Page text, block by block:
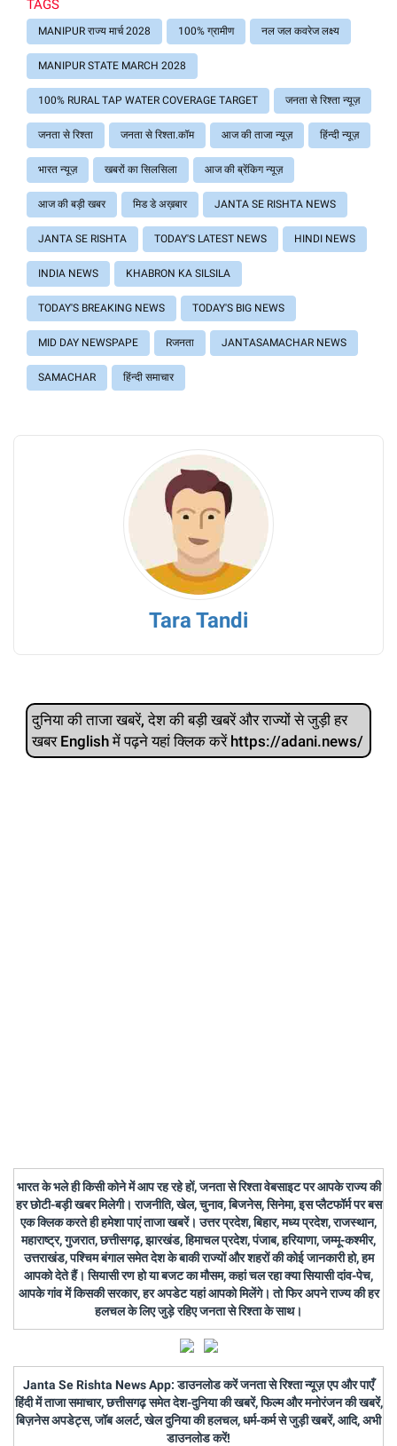
TAGS
MANIPUR राज्य मार्च 2028 100% ग्रामीण नल जल कवरेज लक्ष्य
MANIPUR STATE MARCH 2028
100% RURAL TAP WATER COVERAGE TARGET जनता से रिश्ता न्यूज़
जनता से रिश्ता जनता से रिश्ता.कॉम आज की ताजा न्यूज़ हिंन्दी न्यूज़
भारत न्यूज़ खबरों का सिलसिला आज की ब्रेंकिग न्यूज़
आज की बड़ी खबर मिड डे अख़बार JANTA SE RISHTA NEWS
JANTA SE RISHTA TODAY'S LATEST NEWS HINDI NEWS
INDIA NEWS KHABRON KA SILSILA
TODAY'S BREAKING NEWS TODAY'S BIG NEWS
MID DAY NEWSPAPE Rजनता JANTASAMACHAR NEWS
SAMACHAR हिंन्दी समाचार
Tara Tandi
दुनिया की ताजा खबरें, देश की बड़ी खबरें और राज्‍यों से जुड़ी हर
खबर English में पढ़ने यहां क्लिक करें https://adani.news/
भारत के भले ही किसी कोने में आप रह रहे हों, जनता से रिश्ता वेबसाइट पर आपके राज्य की
हर छोटी-बड़ी खबर मिलेगी। राजनीति, खेल, चुनाव, बिजनेस, सिनेमा, इस प्लैटफॉर्म पर बस
एक क्लिक करते ही हमेशा पाएं ताजा खबरें। उत्तर प्रदेश, बिहार, मध्य प्रदेश, राजस्थान,
महाराष्ट्र, गुजरात, छत्तीसगढ़, झारखंड, हिमाचल प्रदेश, पंजाब, हरियाणा, जम्मू-कश्मीर,
उत्तराखंड, पश्चिम बंगाल समेत देश के बाकी राज्यों और शहरों की कोई जानकारी हो, हम
आपको देते हैं। सियासी रण हो या बजट का मौसम, कहां चल रहा क्या सियासी दांव-पेच,
आपके गांव में किसकी सरकार, हर अपडेट यहां आपको मिलेंगे। तो फिर अपने राज्य की हर
हलचल के लिए जुड़े रहिए जनता से रिश्ता के साथ।
Janta Se Rishta News App: डाउनलोड करें जनता से रिश्ता न्यूज़ एप और पाएँ
हिंदी में ताजा समाचार, छत्तीसगढ़ समेत देश-दुनिया की खबरें, फिल्म और मनोरंजन की खबरें,
बिज़नेस अपडेट्स, जॉब अलर्ट, खेल दुनिया की हलचल, धर्म-कर्म से जुड़ी खबरें, आदि, अभी
डाउनलोड करें!